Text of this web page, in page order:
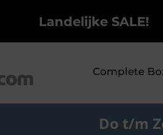
Landelijke SALE!
Complete
Do t/m